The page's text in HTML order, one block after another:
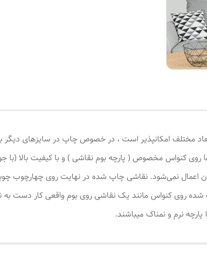
مختلف امکانپذیر است ، در خصوص چاپ در سایزهای دیگر
کنواس مخصوص ( پارچه بوم نقاشی ) و با کیفیت بالا (با
آن اعمال نمی‌شود. نقاشی چاپ شده در نهایت روی
روی کنواس مانند یک نقاشی روی بوم واقعی کار دست به
نرم و نمناک میباشند.